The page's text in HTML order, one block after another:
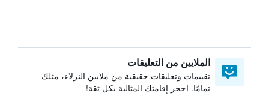
الملايين من التعليقات
تقييمات وتعليقات حقيقية من ملايين النزلاء، مثلك
تمامًا. احجز إقامتك المثالية بكل ثقة!